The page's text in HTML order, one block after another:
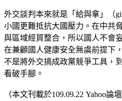
外交談判本來就是「給與拿」（
小國更難抵抗大國壓力。在中共
與區域經貿整合，所以國人不會
在兼顧國人健康安全無虞前提下
不是將外交搞成政黨競爭工具，
看破手腳。
（本文刊載於109.09.22 Yahoo論壇